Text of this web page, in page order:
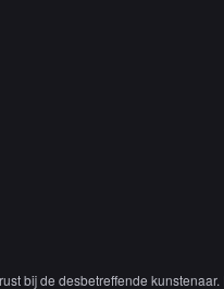
bij de desbetreffende